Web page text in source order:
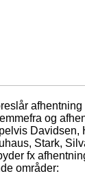
og
Davidsen,
Stark,
fx
områder: